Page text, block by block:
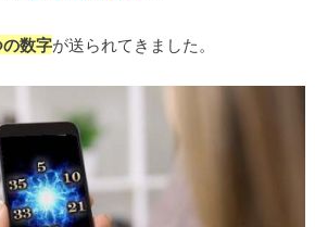
数字が送られてきました。